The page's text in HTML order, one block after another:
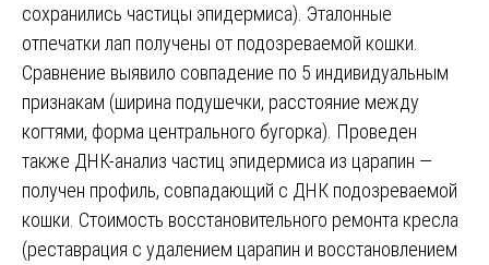
сохранились частицы эпидермиса). Эталонные
отпечатки лап получены от подозреваемой кошки.
Сравнение выявило совпадение по 5 индивидуальным
признакам (ширина подушечки, расстояние между
когтями, форма центрального бугорка). Проведен
также ДНК-анализ частиц эпидермиса из царапин —
получен профиль, совпадающий с ДНК подозреваемой
кошки. Стоимость восстановительного ремонта кресла
(реставрация с удалением царапин и восстановлением